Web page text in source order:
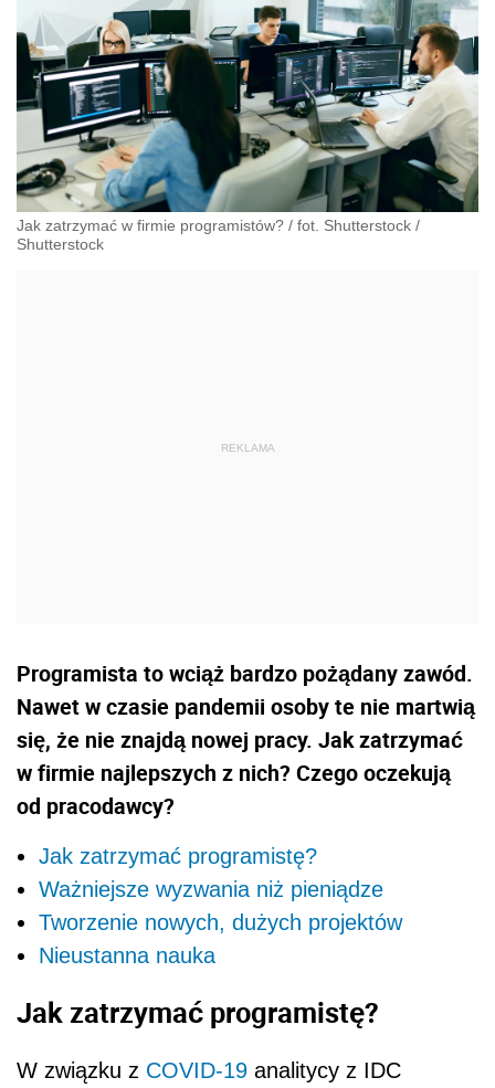
Jak zatrzymać w firmie programistów? / fot. Shutterstock /
Shutterstock
Programista to wciąż bardzo pożądany zawód.
Nawet w czasie pandemii osoby te nie martwią
się, że nie znajdą nowej pracy. Jak zatrzymać
w firmie najlepszych z nich? Czego oczekują
od pracodawcy?
Jak zatrzymać programistę?
Ważniejsze wyzwania niż pieniądze
Tworzenie nowych, dużych projektów
Nieustanna nauka
Jak zatrzymać programistę?
W związku z COVID-19 analitycy z IDC